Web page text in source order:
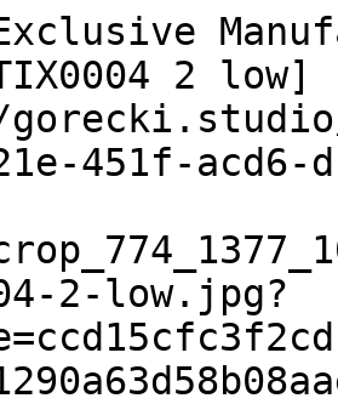
2 low]
451f-acd6-
2-low.jpg?